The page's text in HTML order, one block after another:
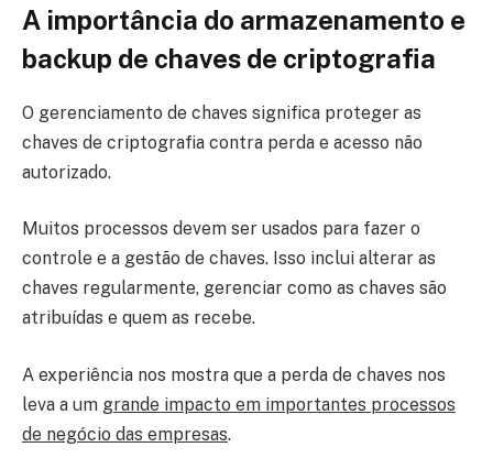
A importância do armazenamento e
backup de chaves de criptografia
O gerenciamento de chaves significa proteger as
chaves de criptografia contra perda e acesso não
autorizado.
Muitos processos devem ser usados ​​para fazer o
controle e a gestão de chaves. Isso inclui alterar as
chaves regularmente, gerenciar como as chaves são
atribuídas e quem as recebe.
A experiência nos mostra que a perda de chaves nos
leva a um grande impacto em importantes processos
de negócio das empresas.